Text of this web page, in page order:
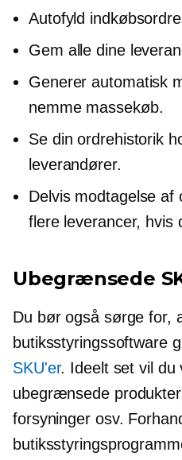
Autofyld
Gem alle dine
Generer automatisk
nemme massekøb.
Se din ordrehistorik
leverandører.
Delvis modtagelse af
flere leverancer, hvis
Ubegrænsede
Du bør også sørge for,
butiksstyringssoftware
SKU'er. Ideelt set vil
ubegrænsede
forsyninger osv.